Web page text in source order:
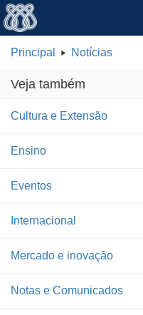
Principal Notícias
Veja também
Cultura e Extensão
Ensino
Eventos
Internacional
Mercado e inovação
Notas e Comunicados